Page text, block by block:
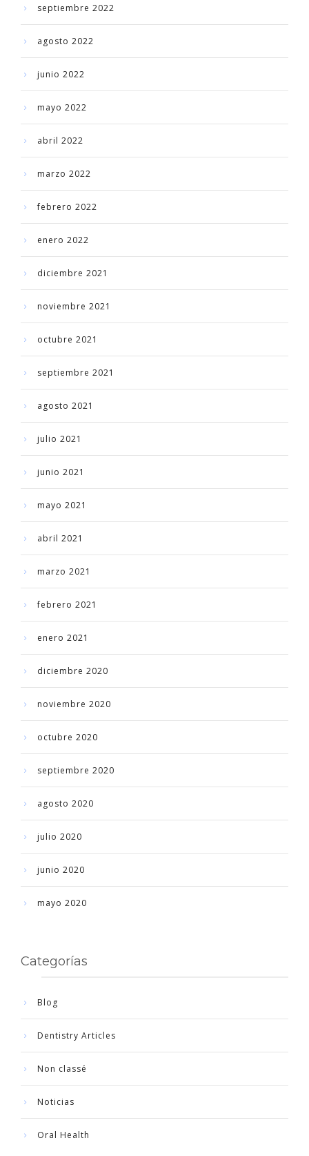
septiembre 2022
agosto 2022
junio 2022
mayo 2022
abril 2022
marzo 2022
febrero 2022
enero 2022
diciembre 2021
noviembre 2021
octubre 2021
septiembre 2021
agosto 2021
julio 2021
junio 2021
mayo 2021
abril 2021
marzo 2021
febrero 2021
enero 2021
diciembre 2020
noviembre 2020
octubre 2020
septiembre 2020
agosto 2020
julio 2020
junio 2020
mayo 2020
Categorías
Blog
Dentistry Articles
Non classé
Noticias
Oral Health